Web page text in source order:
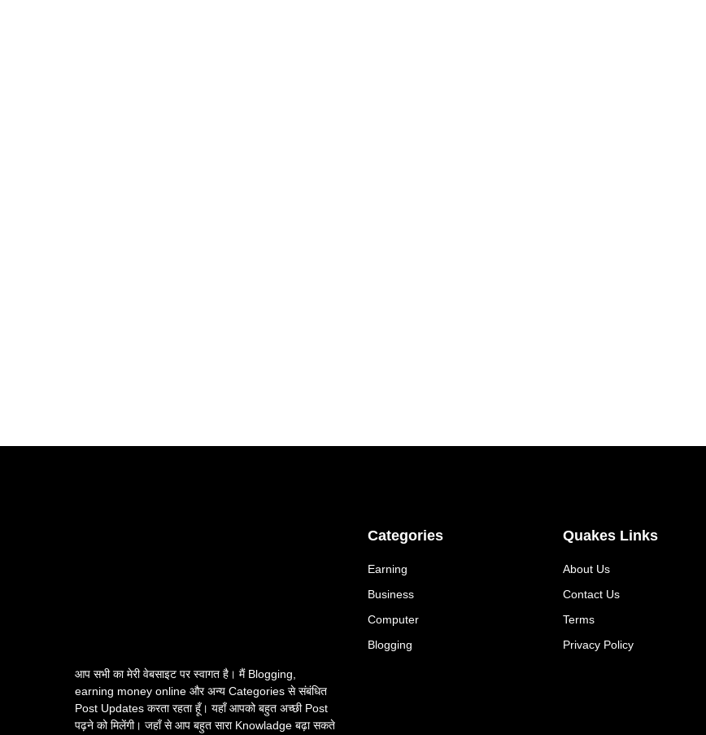
आप सभी का मेरी वेबसाइट पर स्वागत है। मैं Blogging,
earning money online और अन्य Categories से संबंधित
Post Updates करता रहता हूँ। यहाँ आपको बहुत अच्छी Post
पढ़ने को मिलेंगी। जहाँ से आप बहुत सारा Knowladge बढ़ा सकते
Categories
Earning
Business
Computer
Blogging
Quakes Links
About Us
Contact Us
Terms
Privacy Policy